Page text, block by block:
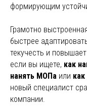
формирующим
Грамотно
быстрее
текучесть и
если вы ищете, как
нанять МОПа или
новый специалист
компании.